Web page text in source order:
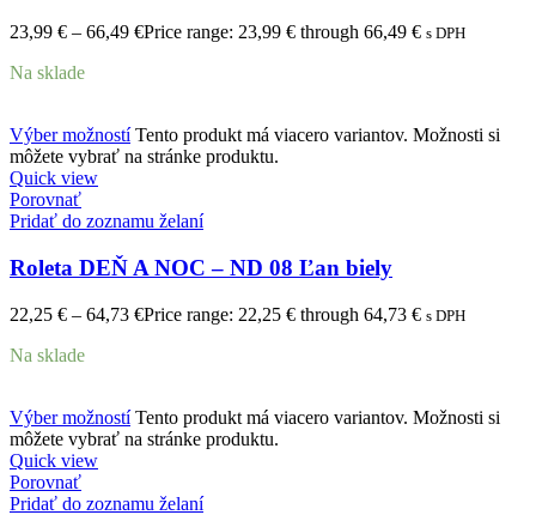
23,99 € – 66,49 €Price range: 23,99 € through 66,49 € s DPH
Na sklade
Výber možností Tento produkt má viacero variantov. Možnosti si
môžete vybrať na stránke produktu.
Quick view
Porovnať
Pridať do zoznamu želaní
Roleta DEŇ A NOC – ND 08 Ľan biely
22,25 € – 64,73 €Price range: 22,25 € through 64,73 € s DPH
Na sklade
Výber možností Tento produkt má viacero variantov. Možnosti si
môžete vybrať na stránke produktu.
Quick view
Porovnať
Pridať do zoznamu želaní